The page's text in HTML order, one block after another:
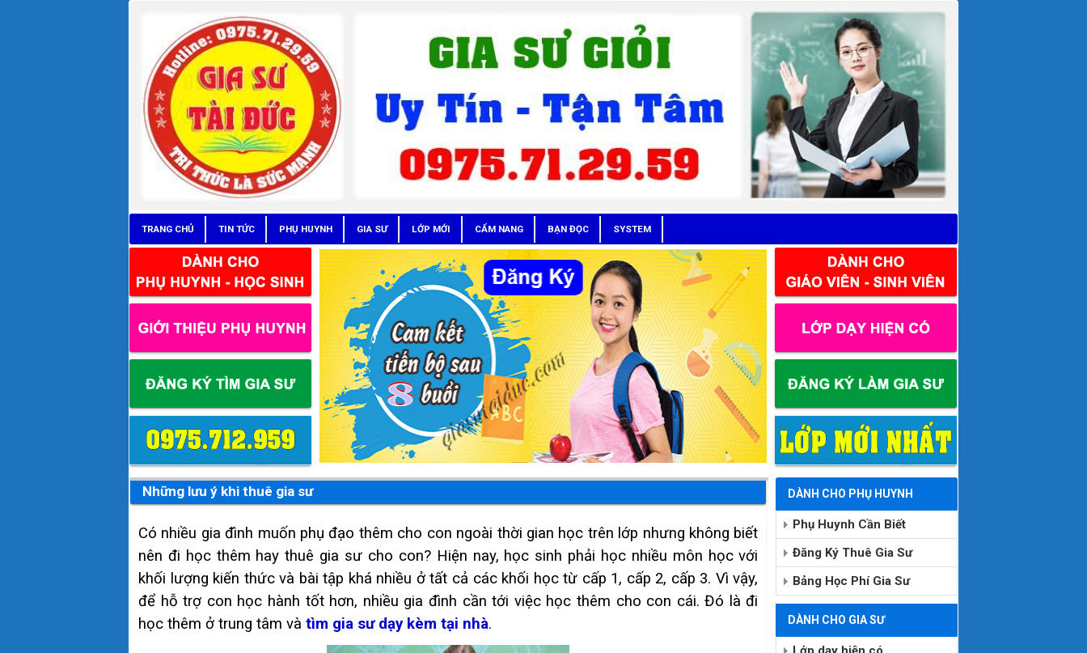
TRANG CHỦ TIN TỨC PHỤ HUYNH GIA SƯ LỚP MỚI CẨM NANG BẠN ĐỌC SYSTEM
Những lưu ý khi thuê gia sư
Có nhiều gia đình muốn phụ đạo thêm cho con ngoài thời gian học trên lớp nhưng không biết
nên đi học thêm hay thuê gia sư cho con? Hiện nay, học sinh phải học nhiều môn học với
khối lượng kiến thức và bài tập khá nhiều ở tất cả các khối học từ cấp 1, cấp 2, cấp 3. Vì vậy,
để hỗ trợ con học hành tốt hơn, nhiều gia đình cần tới việc học thêm cho con cái. Đó là đi
học thêm ở trung tâm và tìm gia sư dạy kèm tại nhà.
DÀNH CHO PHỤ HUYNH
Phụ Huynh Cần Biết
Đăng Ký Thuê Gia Sư
Bảng Học Phí Gia Sư
DÀNH CHO GIA SƯ